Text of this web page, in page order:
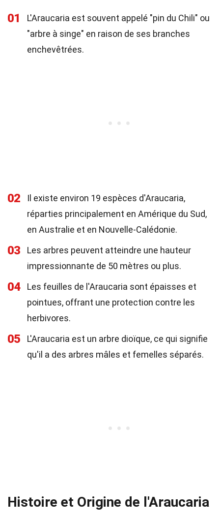
01
L'Araucaria est souvent appelé "pin du Chili" ou
"arbre à singe" en raison de ses branches
enchevêtrées.
02
Il existe environ 19 espèces d'Araucaria,
réparties principalement en Amérique du Sud,
en Australie et en Nouvelle-Calédonie.
03
Les arbres peuvent atteindre une hauteur
impressionnante de 50 mètres ou plus.
04
Les feuilles de l'Araucaria sont épaisses et
pointues, offrant une protection contre les
herbivores.
05
L'Araucaria est un arbre dioïque, ce qui signifie
qu'il a des arbres mâles et femelles séparés.
Histoire et Origine de l'Araucaria